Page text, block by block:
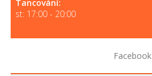
Tancování:
st: 17:00 - 20:00
Facebook